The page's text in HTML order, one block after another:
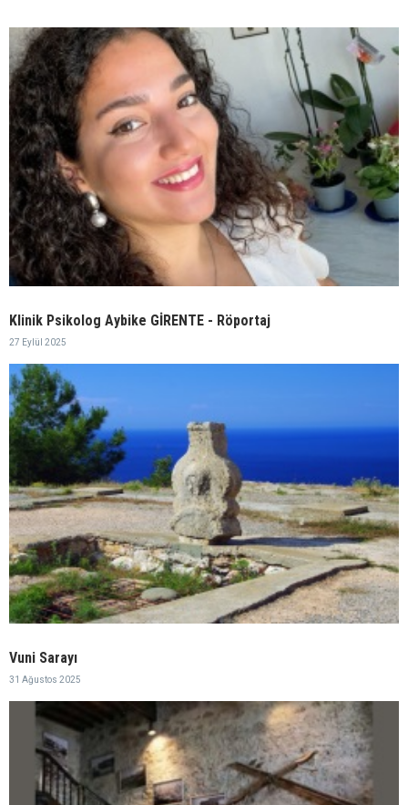
Klinik Psikolog Aybike GİRENTE - Röportaj
27 Eylül 2025
Vuni Sarayı
31 Ağustos 2025